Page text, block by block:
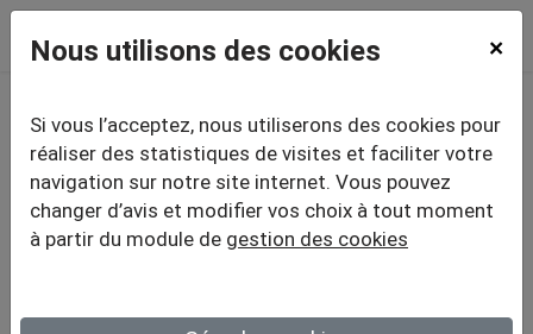
RGPD et
questionnaires en
réglementation
Nous utilisons des cookies ×
Si vous l’acceptez, nous utiliserons des cookies pour
réaliser des statistiques de visites et faciliter votre
navigation sur notre site internet. Vous pouvez
changer d’avis et modifier vos choix à tout moment
à partir du module de gestion des cookies